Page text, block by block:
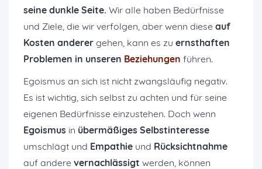
seine dunkle Seite. Wir alle haben Bedürfnisse
und Ziele, die wir verfolgen, aber wenn diese auf
Kosten anderer gehen, kann es zu ernsthaften
Problemen in unseren Beziehungen führen.
Egoismus an sich ist nicht zwangsläufig negativ.
Es ist wichtig, sich selbst zu achten und für seine
eigenen Bedürfnisse einzustehen. Doch wenn
Egoismus in übermäßiges Selbstinteresse
umschlägt und Empathie und Rücksichtnahme
auf andere vernachlässigt werden, können